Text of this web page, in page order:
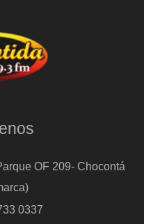
OF 209- Chocontá
0337